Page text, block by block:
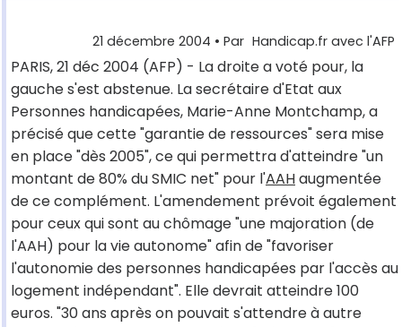
21 décembre 2004 • Par Handicap.fr avec l'AFP
PARIS, 21 déc 2004 (AFP) - La droite a voté pour, la
gauche s'est abstenue. La secrétaire d'Etat aux
Personnes handicapées, Marie-Anne Montchamp, a
précisé que cette "garantie de ressources" sera mise
en place "dès 2005", ce qui permettra d'atteindre "un
montant de 80% du SMIC net" pour l'AAHaugmentée
de ce complément. L'amendement prévoit également
pour ceux qui sont au chômage "une majoration (de
l'AAH) pour la vie autonome" afin de "favoriser
l'autonomie des personnes handicapées par l'accès au
logement indépendant". Elle devrait atteindre 100
euros. "30 ans après on pouvait s'attendre à autre